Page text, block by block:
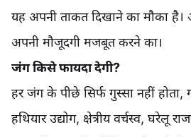
यह अपनी ताकत दिखाने का मौका
अपनी मौजूदगी मजबूत करने का।
जंग किसे फायदा देगी?
हर जंग के पीछे सिर्फ गुस्सा नहीं होता,
हथियार उद्योग, क्षेत्रीय वर्चस्व, घरेलू